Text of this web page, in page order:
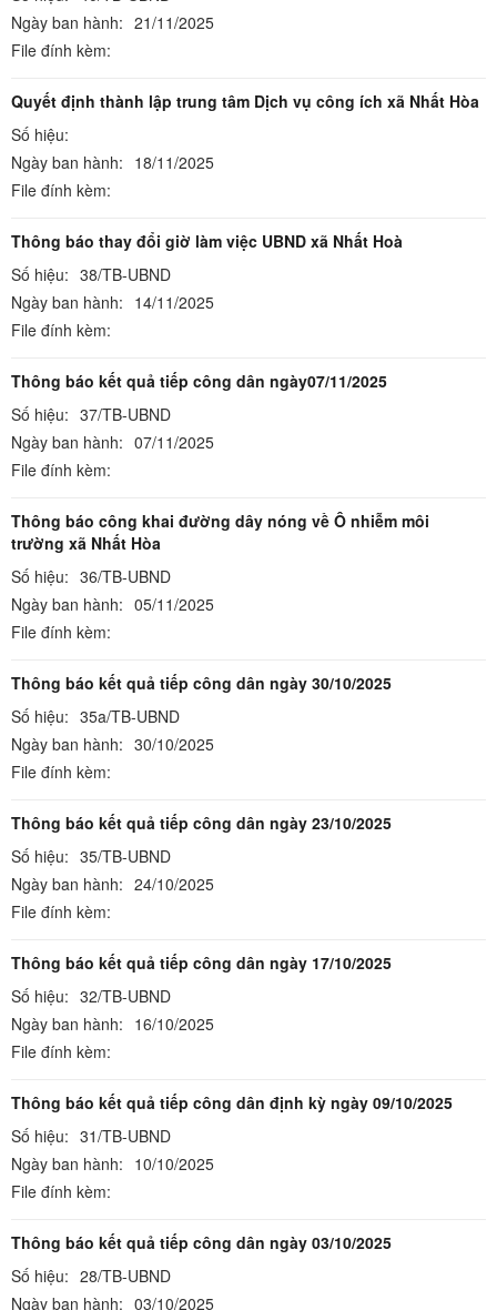
Ngày ban hành: 21/11/2025
File đính kèm:
Quyết định thành lập trung tâm Dịch vụ công ích xã Nhất Hòa
Số hiệu:
Ngày ban hành: 18/11/2025
File đính kèm:
Thông báo thay đổi giờ làm việc UBND xã Nhất Hoà
Số hiệu: 38/TB-UBND
Ngày ban hành: 14/11/2025
File đính kèm:
Thông báo kết quả tiếp công dân ngày07/11/2025
Số hiệu: 37/TB-UBND
Ngày ban hành: 07/11/2025
File đính kèm:
Thông báo công khai đường dây nóng về Ô nhiễm môi
trường xã Nhất Hòa
Số hiệu: 36/TB-UBND
Ngày ban hành: 05/11/2025
File đính kèm:
Thông báo kết quả tiếp công dân ngày 30/10/2025
Số hiệu: 35a/TB-UBND
Ngày ban hành: 30/10/2025
File đính kèm:
Thông báo kết quả tiếp công dân ngày 23/10/2025
Số hiệu: 35/TB-UBND
Ngày ban hành: 24/10/2025
File đính kèm:
Thông báo kết quả tiếp công dân ngày 17/10/2025
Số hiệu: 32/TB-UBND
Ngày ban hành: 16/10/2025
File đính kèm:
Thông báo kết quả tiếp công dân định kỳ ngày 09/10/2025
Số hiệu: 31/TB-UBND
Ngày ban hành: 10/10/2025
File đính kèm:
Thông báo kết quả tiếp công dân ngày 03/10/2025
Số hiệu: 28/TB-UBND
Ngày ban hành: 03/10/2025